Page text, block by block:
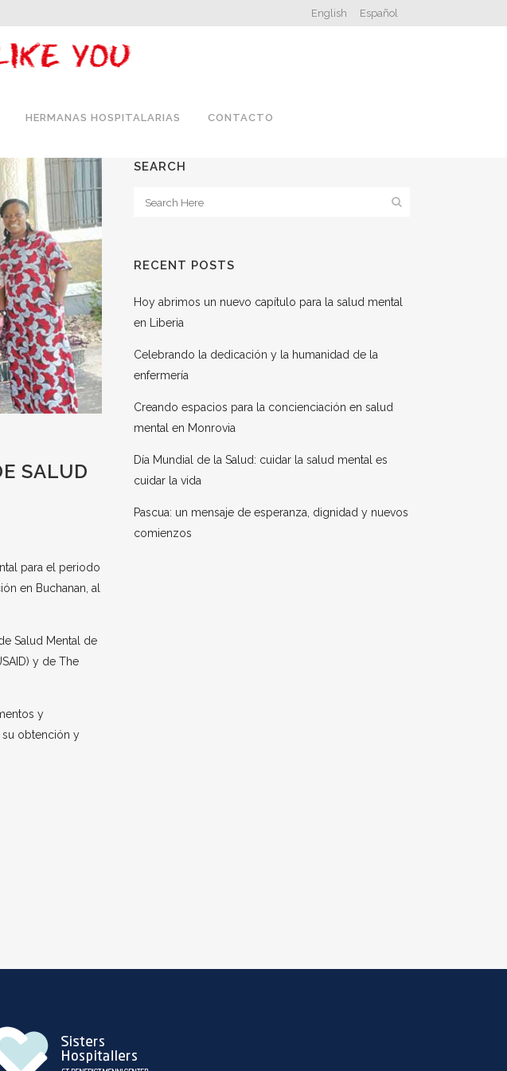
English Español
HERMANAS HOSPITALARIAS CONTACTO
SALUD
para el periodo
en Buchanan, al
Salud Mental de
y de The
y
obtención y
SEARCH
RECENT POSTS
Hoy abrimos un nuevo capítulo para la salud mental
en Liberia
Celebrando la dedicación y la humanidad de la
enfermería
Creando espacios para la concienciación en salud
mental en Monrovia
Día Mundial de la Salud: cuidar la salud mental es
cuidar la vida
Pascua: un mensaje de esperanza, dignidad y nuevos
comienzos